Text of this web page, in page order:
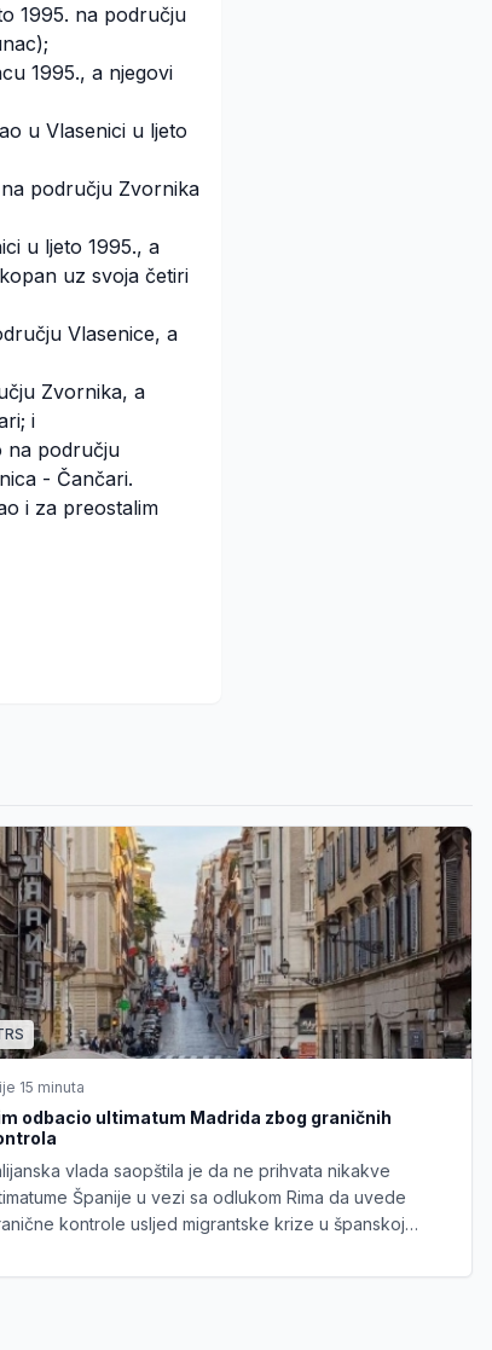
1995. na području
1995., a njegovi
u Vlasenici u ljeto
području Zvornika
u ljeto 1995., a
uz svoja četiri
Vlasenice, a
Zvornika, a
i
na području
- Čančari.
i za preostalim
15 minuta
odbacio ultimatum Madrida zbog graničnih
vlada saopštila je da ne prihvata nikakve
Španije u vezi sa odlukom Rima da uvede
kontrole usljed migrantske krize u španskoj